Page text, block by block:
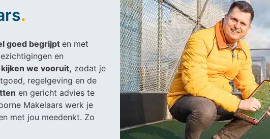
.
goed begrijpt en met
en
kijken we vooruit, zodat je
regelgeving en de
en gericht advies te
Makelaars werk je
met jou meedenkt. Zo